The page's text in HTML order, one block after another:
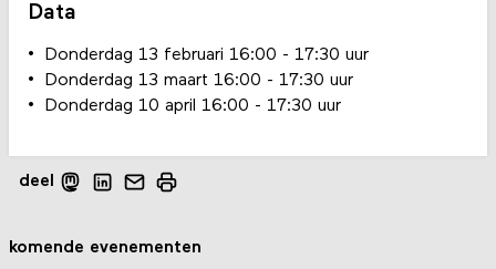
Data
Donderdag 13 februari 16:00 - 17:30 uur
Donderdag 13 maart 16:00 - 17:30 uur
Donderdag 10 april 16:00 - 17:30 uur
deel
komende evenementen